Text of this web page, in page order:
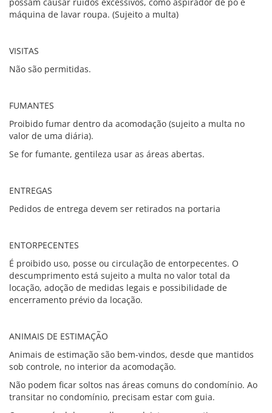
máquina de lavar roupa. (Sujeito a multa)
VISITAS
Não são permitidas.
FUMANTES
Proibido fumar dentro da acomodação (sujeito a multa no
valor de uma diária).
Se for fumante, gentileza usar as áreas abertas.
ENTREGAS
Pedidos de entrega devem ser retirados na portaria
ENTORPECENTES
É proibido uso, posse ou circulação de entorpecentes. O
descumprimento está sujeito a multa no valor total da
locação, adoção de medidas legais e possibilidade de
encerramento prévio da locação.
ANIMAIS DE ESTIMAÇÃO
Animais de estimação são bem-vindos, desde que mantidos
sob controle, no interior da acomodação.
Não podem ficar soltos nas áreas comuns do condomínio. Ao
transitar no condomínio, precisam estar com guia.